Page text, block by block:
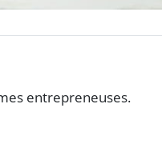
entrepreneuses.